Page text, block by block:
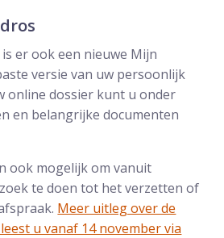
er ook een nieuwe Mijn
versie van uw persoonlijk
online dossier kunt u onder
en belangrijke documenten
ook mogelijk om vanuit
te doen tot het verzetten of
Meer uitleg over de
u vanaf 14 november via